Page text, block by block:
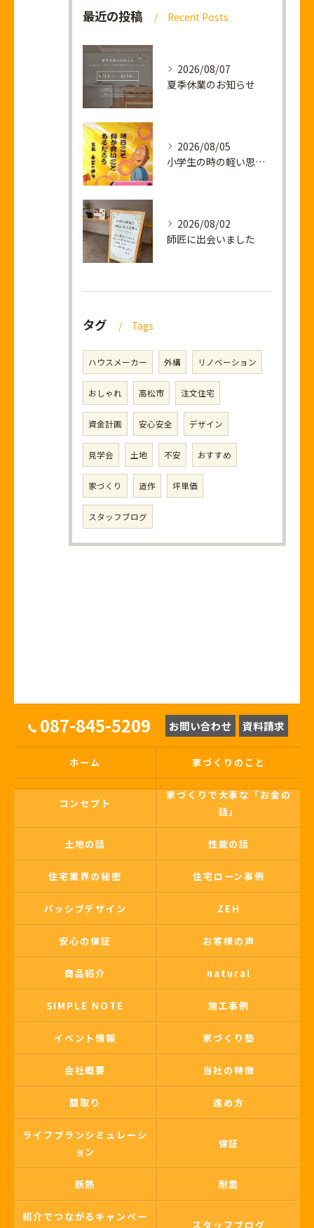
最近の投稿 Recent Posts
2026/08/07
夏季休業のお知らせ
2026/08/05
小学生の時の軽い思い出話し
2026/08/02
師匠に出会いました
タグ Tags
ハウスメーカー 外構 リノベーション
おしゃれ 高松市 注文住宅
資金計画 安心安全 デザイン
見学会 土地 不安 おすすめ
家づくり 造作 坪単価
スタッフブログ
087-845-5209 お問い合わせ 資料請求
ホーム 家づくりのこと
コンセプト
家づくりで大事な「お金の
話」
土地の話 性能の話
住宅業界の秘密 住宅ローン事例
パッシブデザイン ZEH
安心の保証 お客様の声
商品紹介 natural
SIMPLE NOTE 施工事例
イベント情報 家づくり塾
会社概要 当社の特徴
間取り 進め方
ライフプランシミュレーシ
ョン
保証
断熱 耐震
紹介でつながるキャンペー
スタッフブログ